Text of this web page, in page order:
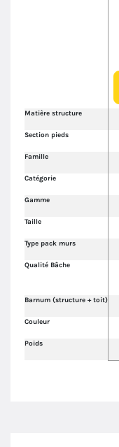
Matière structure
Section pieds
Famille
Catégorie
Gamme
Taille
Type pack murs
Qualité Bâche
Barnum (structure + toit)
Couleur
Poids